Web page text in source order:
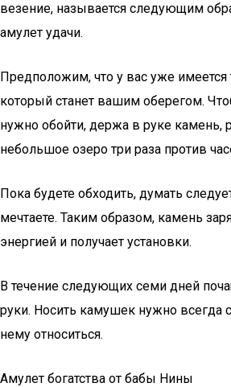
везение, называется следующим
амулет удачи.
Предположим, что у вас уже
который станет вашим оберегом.
нужно обойти, держа в руке камень,
небольшое озеро три раза против
Пока будете обходить, думать
мечтаете. Таким образом, камень
энергией и получает установки.
В течение следующих семи дней
руки. Носить камушек нужно всегда
нему относиться.
Амулет богатства от бабы Нины